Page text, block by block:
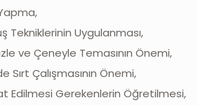
Tekniklerinin Uygulanması,
ve Çeneyle Temasının Önemi,
Sırt Çalışmasının Önemi,
Edilmesi Gerekenlerin Öğretilmesi,